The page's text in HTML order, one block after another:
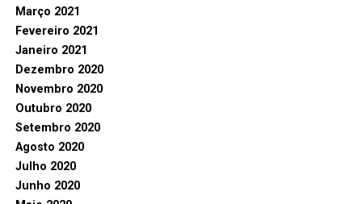
Março 2021
Fevereiro 2021
Janeiro 2021
Dezembro 2020
Novembro 2020
Outubro 2020
Setembro 2020
Agosto 2020
Julho 2020
Junho 2020